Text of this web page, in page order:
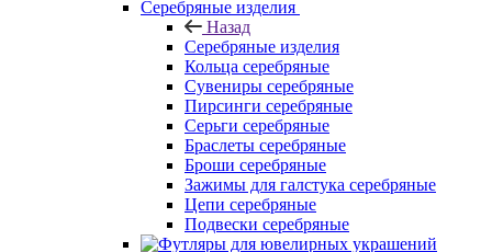
Серебряные изделия
Назад
Серебряные изделия
Кольца серебряные
Сувениры серебряные
Пирсинги серебряные
Серьги серебряные
Браслеты серебряные
Броши серебряные
Зажимы для галстука серебряные
Цепи серебряные
Подвески серебряные